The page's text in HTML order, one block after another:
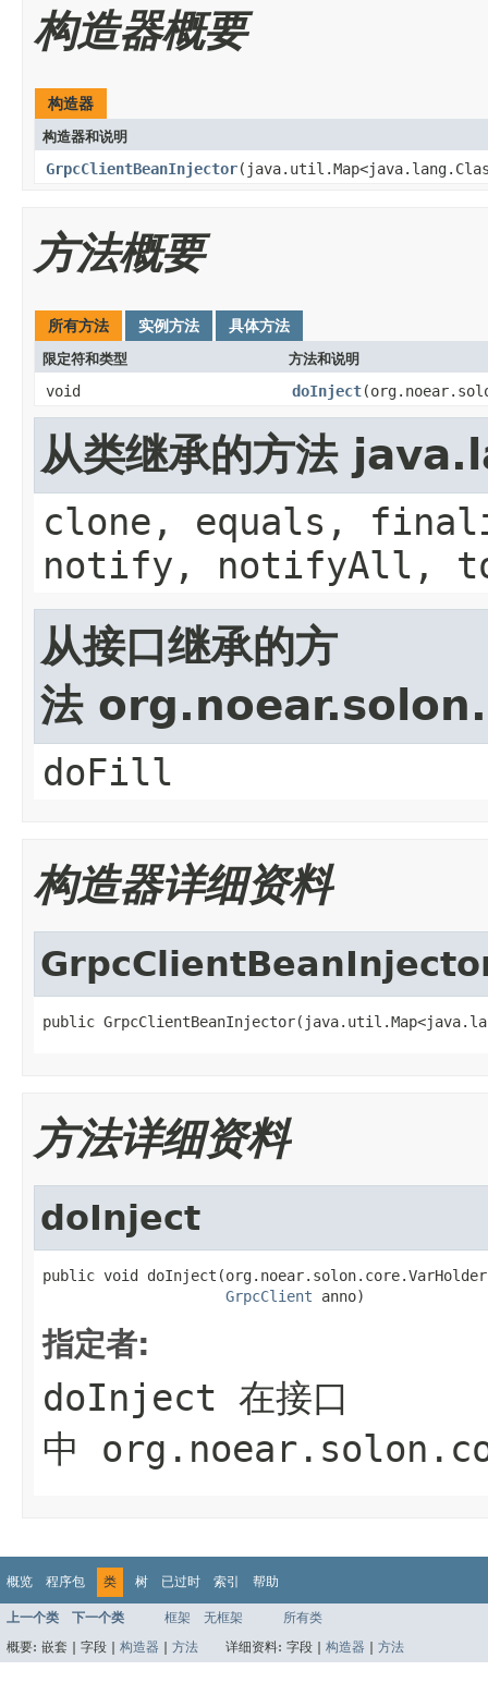
构造器概要
构造器
构造器和说明
GrpcClientBeanInjector
方法概要
所有方法 实例方法 具体方法
限定符和类型 方法和说明
void doInject
从类继承的方法
clone, equals,
notify, notifyAll,
从接口继承的方
法
doFill
构造器详细资料
public
方法详细资料
doInject
public void
GrpcClient anno)
指定者:
doInject 在接口
中
概览 程序包 类 树 已过时 索引 帮助
上一个类 下一个类 框架 无框架
所有类
概要: 嵌套 | 字段 | 构造器 方法 详细资料: 字段 | 构造器 方法